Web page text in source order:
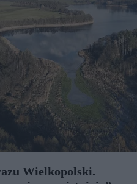
Wielkopolski.